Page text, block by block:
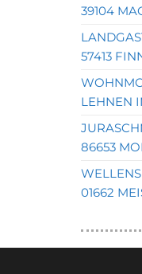
39104
57413
LEHNEN
86653
01662